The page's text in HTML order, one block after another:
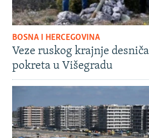
BOSNA I HERCEGOVINA
Veze ruskog krajnje
pokreta u Višegradu